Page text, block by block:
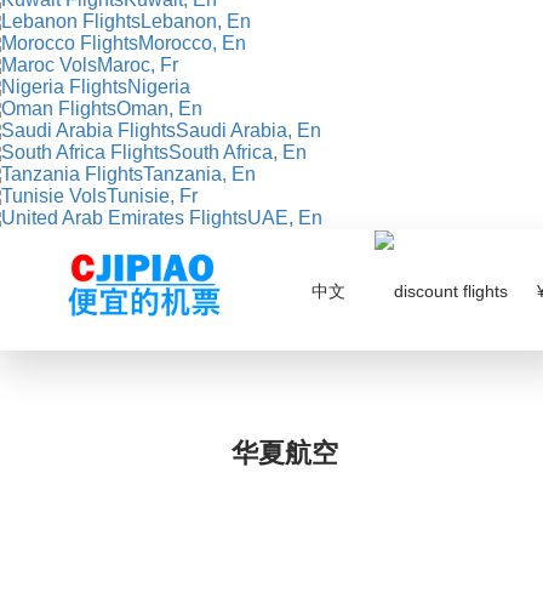
Lebanon, En
Morocco, En
Maroc, Fr
Nigeria
Oman, En
Saudi Arabia, En
South Africa, En
Tanzania, En
Tunisie, Fr
UAE, En
中文
华夏航空